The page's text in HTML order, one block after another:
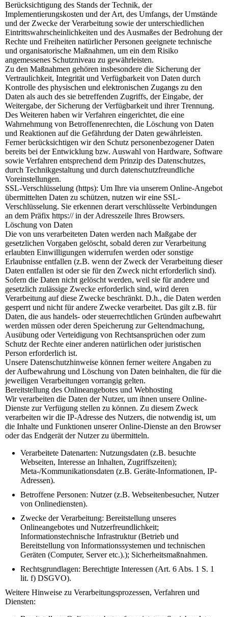
Berücksichtigung des Stands der Technik, der
Implementierungskosten und der Art, des Umfangs, der Umstände
und der Zwecke der Verarbeitung sowie der unterschiedlichen
Eintrittswahrscheinlichkeiten und des Ausmaßes der Bedrohung der
Rechte und Freiheiten natürlicher Personen geeignete technische
und organisatorische Maßnahmen, um ein dem Risiko
angemessenes Schutzniveau zu gewährleisten.
Zu den Maßnahmen gehören insbesondere die Sicherung der
Vertraulichkeit, Integrität und Verfügbarkeit von Daten durch
Kontrolle des physischen und elektronischen Zugangs zu den
Daten als auch des sie betreffenden Zugriffs, der Eingabe, der
Weitergabe, der Sicherung der Verfügbarkeit und ihrer Trennung.
Des Weiteren haben wir Verfahren eingerichtet, die eine
Wahrnehmung von Betroffenenrechten, die Löschung von Daten
und Reaktionen auf die Gefährdung der Daten gewährleisten.
Ferner berücksichtigen wir den Schutz personenbezogener Daten
bereits bei der Entwicklung bzw. Auswahl von Hardware, Software
sowie Verfahren entsprechend dem Prinzip des Datenschutzes,
durch Technikgestaltung und durch datenschutzfreundliche
Voreinstellungen.
SSL-Verschlüsselung (https): Um Ihre via unserem Online-Angebot
übermittelten Daten zu schützen, nutzen wir eine SSL-
Verschlüsselung. Sie erkennen derart verschlüsselte Verbindungen
an dem Präfix https:// in der Adresszeile Ihres Browsers.
Löschung von Daten
Die von uns verarbeiteten Daten werden nach Maßgabe der
gesetzlichen Vorgaben gelöscht, sobald deren zur Verarbeitung
erlaubten Einwilligungen widerrufen werden oder sonstige
Erlaubnisse entfallen (z.B. wenn der Zweck der Verarbeitung dieser
Daten entfallen ist oder sie für den Zweck nicht erforderlich sind).
Sofern die Daten nicht gelöscht werden, weil sie für andere und
gesetzlich zulässige Zwecke erforderlich sind, wird deren
Verarbeitung auf diese Zwecke beschränkt. D.h., die Daten werden
gesperrt und nicht für andere Zwecke verarbeitet. Das gilt z.B. für
Daten, die aus handels- oder steuerrechtlichen Gründen aufbewahrt
werden müssen oder deren Speicherung zur Geltendmachung,
Ausübung oder Verteidigung von Rechtsansprüchen oder zum
Schutz der Rechte einer anderen natürlichen oder juristischen
Person erforderlich ist.
Unsere Datenschutzhinweise können ferner weitere Angaben zu
der Aufbewahrung und Löschung von Daten beinhalten, die für die
jeweiligen Verarbeitungen vorrangig gelten.
Bereitstellung des Onlineangebotes und Webhosting
Wir verarbeiten die Daten der Nutzer, um ihnen unsere Online-
Dienste zur Verfügung stellen zu können. Zu diesem Zweck
verarbeiten wir die IP-Adresse des Nutzers, die notwendig ist, um
die Inhalte und Funktionen unserer Online-Dienste an den Browser
oder das Endgerät der Nutzer zu übermitteln.
Verarbeitete Datenarten: Nutzungsdaten (z.B. besuchte
Webseiten, Interesse an Inhalten, Zugriffszeiten);
Meta-/Kommunikationsdaten (z.B. Geräte-Informationen, IP-
Adressen).
Betroffene Personen: Nutzer (z.B. Webseitenbesucher, Nutzer
von Onlinediensten).
Zwecke der Verarbeitung: Bereitstellung unseres
Onlineangebotes und Nutzerfreundlichkeit;
Informationstechnische Infrastruktur (Betrieb und
Bereitstellung von Informationssystemen und technischen
Geräten (Computer, Server etc.).); Sicherheitsmaßnahmen.
Rechtsgrundlagen: Berechtigte Interessen (Art. 6 Abs. 1 S. 1
lit. f) DSGVO).
Weitere Hinweise zu Verarbeitungsprozessen, Verfahren und
Diensten: